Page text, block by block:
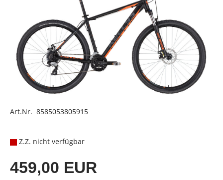
Art.Nr. 8585053805915
Z.Z. nicht verfügbar
459,00 EUR